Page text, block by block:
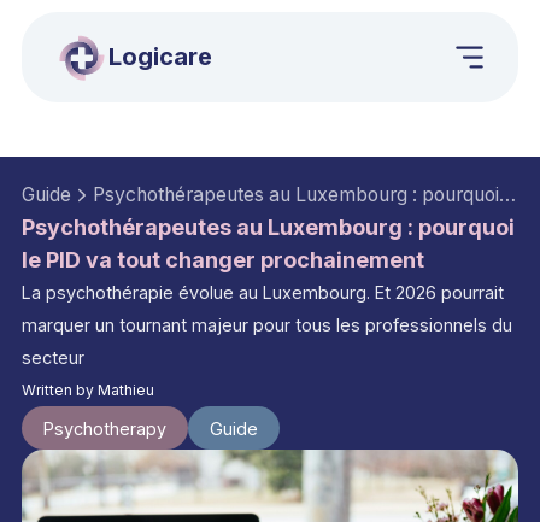
Logicare
Guide Psychothérapeutes au Luxembourg : pourquoi le PID va tout changer prochainement
Psychothérapeutes au Luxembourg : pourquoi
le PID va tout changer prochainement
La psychothérapie évolue au Luxembourg. Et 2026 pourrait
marquer un tournant majeur pour tous les professionnels du
secteur
Written by Mathieu
Psychotherapy Guide